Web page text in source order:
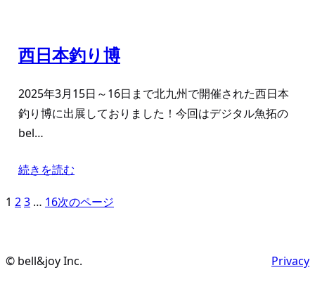
西日本釣り博
2025年3月15日～16日まで北九州で開催された西日本
釣り博に出展しておりました！今回はデジタル魚拓の
bel…
続きを読む
1 23 … 16次のページ
© bell&joy Inc. Privacy